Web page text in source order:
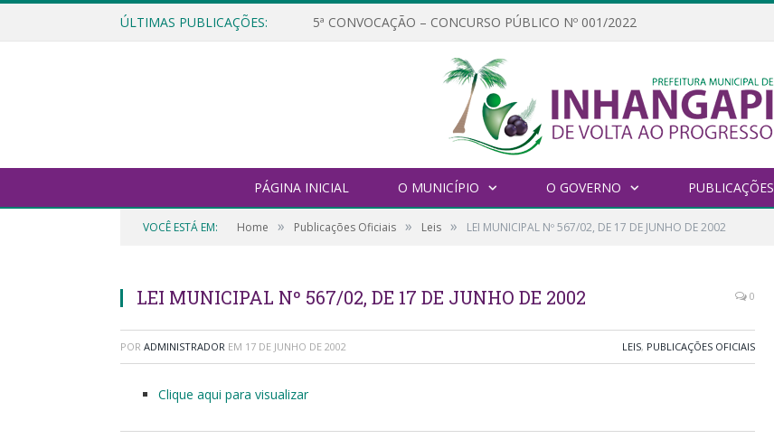
ÚLTIMAS PUBLICAÇÕES: 5ª CONVOCAÇÃO – CONCURSO PÚBLICO Nº 001/2022
PÁGINA INICIAL O MUNICÍPIO O GOVERNO PUBLICAÇÕES
VOCÊ ESTÁ EM: Home » Publicações Oficiais » Leis » LEI MUNICIPAL Nº 567/02, DE 17 DE JUNHO DE 2002
LEI MUNICIPAL Nº 567/02, DE 17 DE JUNHO DE 2002 0
POR ADMINISTRADOR EM 17 DE JUNHO DE 2002 LEIS, PUBLICAÇÕES OFICIAIS
Clique aqui para visualizar